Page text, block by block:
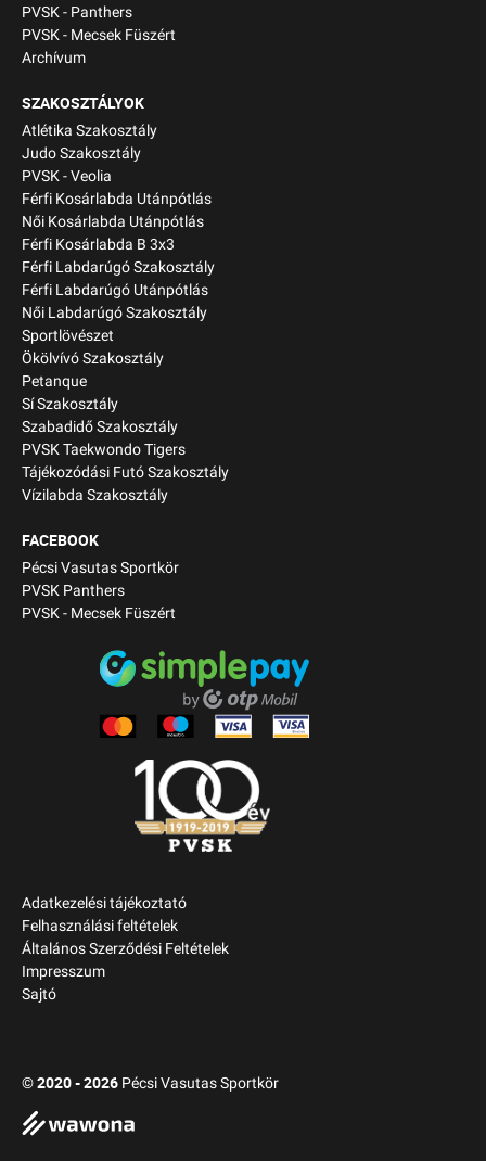
PVSK - Panthers
PVSK - Mecsek Füszért
Archívum
SZAKOSZTÁLYOK
Atlétika Szakosztály
Judo Szakosztály
PVSK - Veolia
Férfi Kosárlabda Utánpótlás
Női Kosárlabda Utánpótlás
Férfi Kosárlabda B 3x3
Férfi Labdarúgó Szakosztály
Férfi Labdarúgó Utánpótlás
Női Labdarúgó Szakosztály
Sportlövészet
Ökölvívó Szakosztály
Petanque
Sí Szakosztály
Szabadidő Szakosztály
PVSK Taekwondo Tigers
Tájékozódási Futó Szakosztály
Vízilabda Szakosztály
FACEBOOK
Pécsi Vasutas Sportkör
PVSK Panthers
PVSK - Mecsek Füszért
Adatkezelési tájékoztató
Felhasználási feltételek
Általános Szerződési Feltételek
Impresszum
Sajtó
©2020 - 2026 Pécsi Vasutas Sportkör